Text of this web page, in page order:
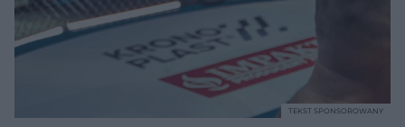
TEKST SPONSOROWANY